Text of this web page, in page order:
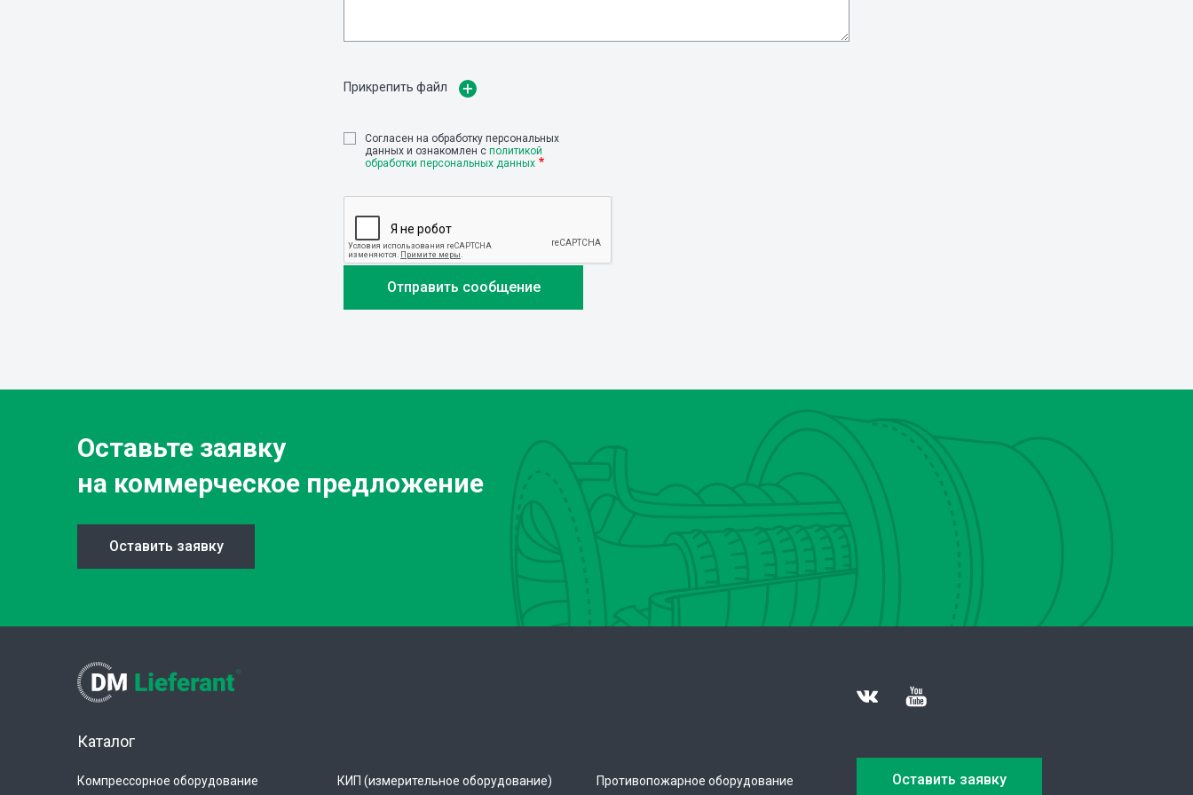
Прикрепить файл
Cогласен на обработку персональных
данных и ознакомлен с политикой
обработки персональных данных
Оставьте заявку
на коммерческое предложение
Оставить заявку
Каталог
Компрессорное оборудование КИП (измерительное оборудование) Противопожарное оборудование Оставить заявку